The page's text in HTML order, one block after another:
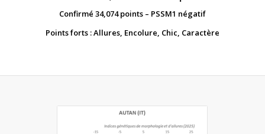
Confirmé 34,074 points – PSSM1 négatif
Points forts : Allures, Encolure, Chic, Caractère